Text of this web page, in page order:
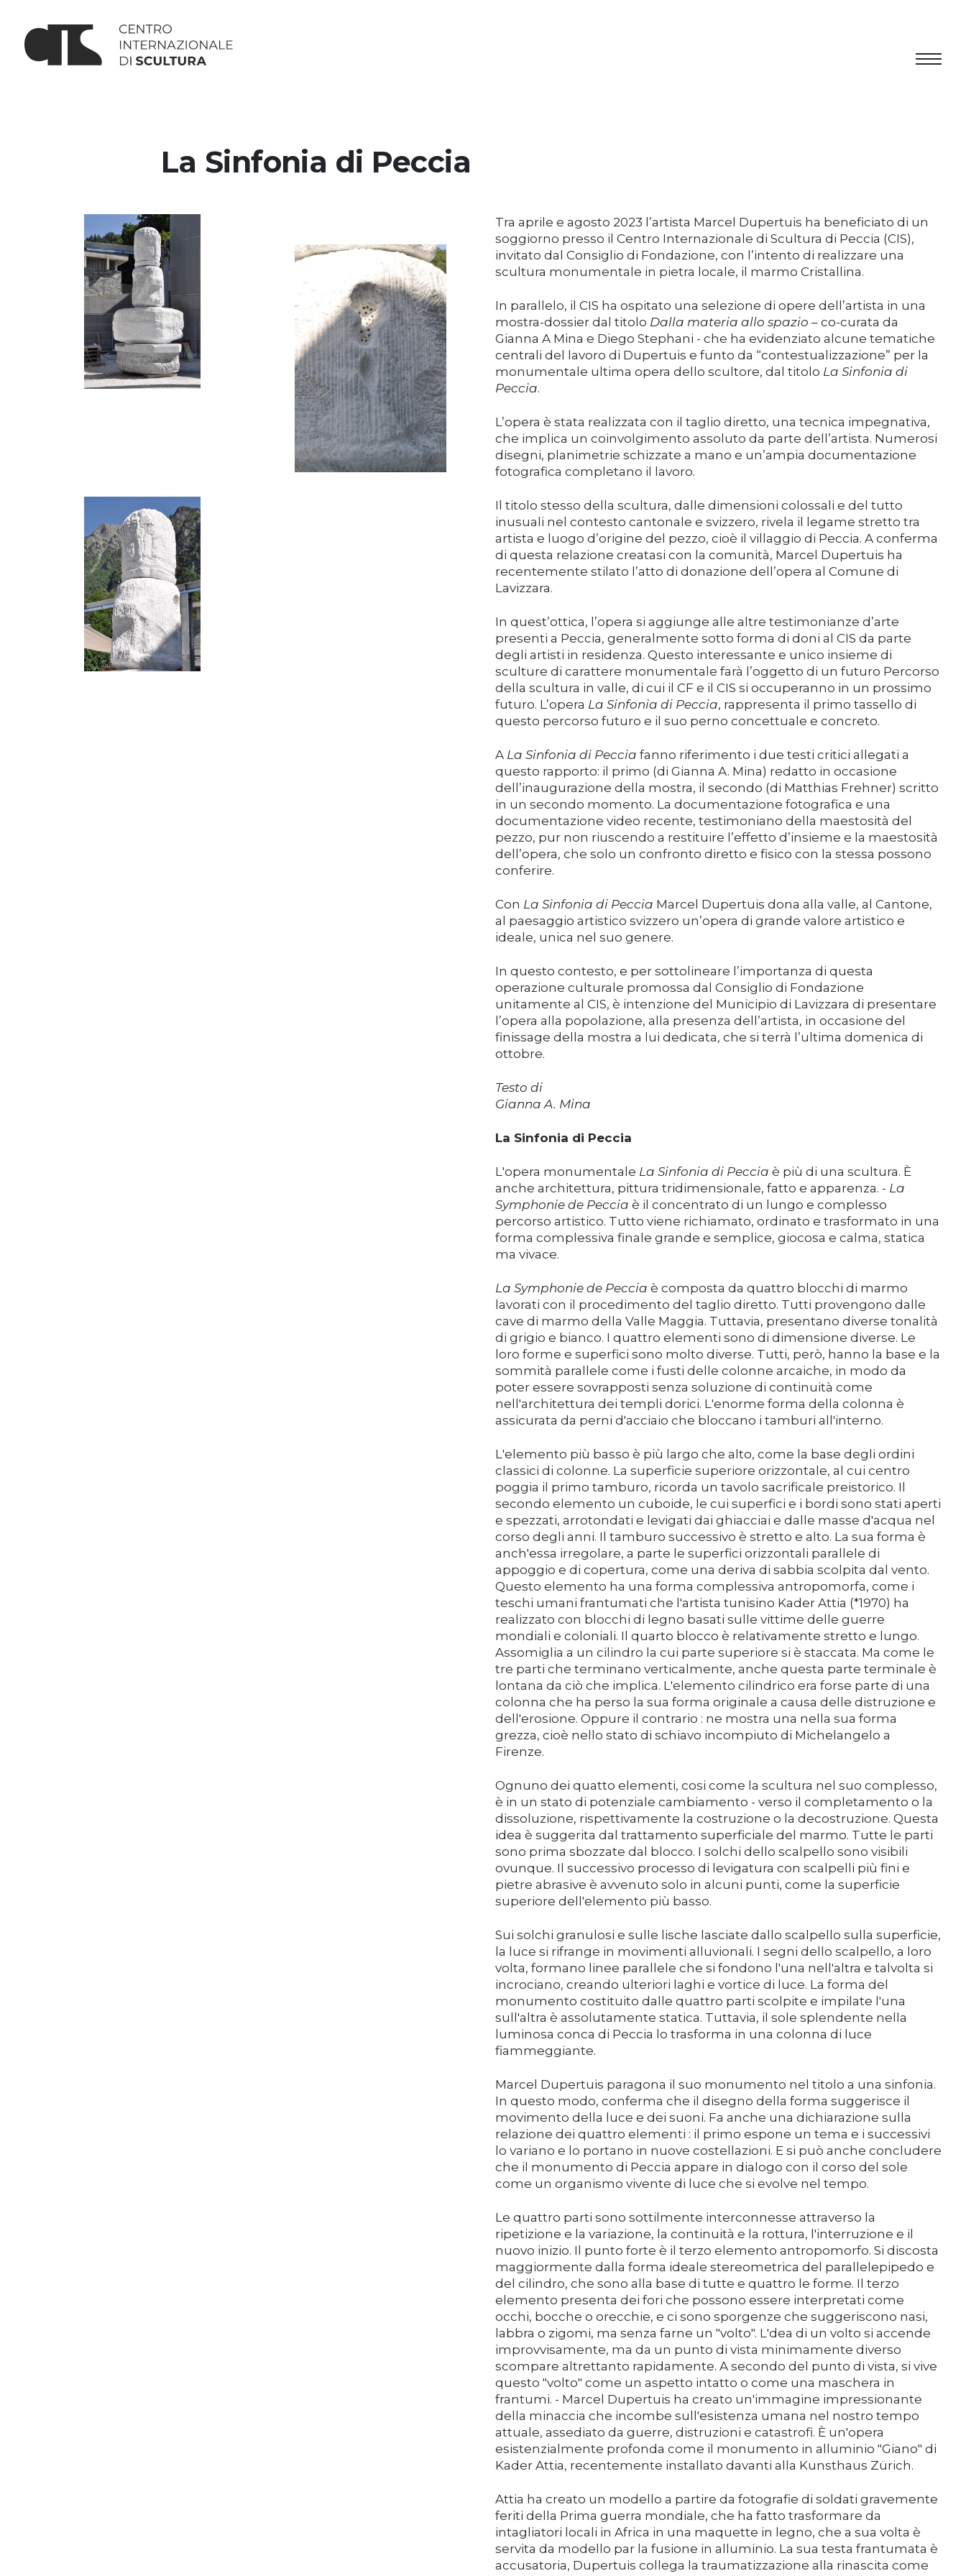
Artists in Residence
Fondazione
Affitto spazi
Sostenere
Media
DE EN IT
La Sinfonia di Peccia
Tra aprile e agosto 2023 l’artista Marcel Dupertuis ha beneficiato di un
soggiorno presso il Centro Internazionale di Scultura di Peccia (CIS),
invitato dal Consiglio di Fondazione, con l’intento di realizzare una
scultura monumentale in pietra locale, il marmo Cristallina.
In parallelo, il CIS ha ospitato una selezione di opere dell’artista in una
mostra-dossier dal titolo Dalla materia allo spazio – co-curata da
Gianna A Mina e Diego Stephani - che ha evidenziato alcune tematiche
centrali del lavoro di Dupertuis e funto da “contestualizzazione” per la
monumentale ultima opera dello scultore, dal titolo La Sinfonia di
Peccia.
L’opera è stata realizzata con il taglio diretto, una tecnica impegnativa,
che implica un coinvolgimento assoluto da parte dell’artista. Numerosi
disegni, planimetrie schizzate a mano e un’ampia documentazione
fotografica completano il lavoro.
Il titolo stesso della scultura, dalle dimensioni colossali e del tutto
inusuali nel contesto cantonale e svizzero, rivela il legame stretto tra
artista e luogo d’origine del pezzo, cioè il villaggio di Peccia. A conferma
di questa relazione creatasi con la comunità, Marcel Dupertuis ha
recentemente stilato l’atto di donazione dell’opera al Comune di
Lavizzara.
In quest’ottica, l’opera si aggiunge alle altre testimonianze d’arte
presenti a Peccia, generalmente sotto forma di doni al CIS da parte
degli artisti in residenza. Questo interessante e unico insieme di
sculture di carattere monumentale farà l’oggetto di un futuro Percorso
della scultura in valle, di cui il CF e il CIS si occuperanno in un prossimo
futuro. L’opera La Sinfonia di Peccia, rappresenta il primo tassello di
questo percorso futuro e il suo perno concettuale e concreto.
A La Sinfonia di Peccia fanno riferimento i due testi critici allegati a
questo rapporto: il primo (di Gianna A. Mina) redatto in occasione
dell’inaugurazione della mostra, il secondo (di Matthias Frehner) scritto
in un secondo momento. La documentazione fotografica e una
documentazione video recente, testimoniano della maestosità del
pezzo, pur non riuscendo a restituire l’effetto d’insieme e la maestosità
dell’opera, che solo un confronto diretto e fisico con la stessa possono
conferire.
Con La Sinfonia di Peccia Marcel Dupertuis dona alla valle, al Cantone,
al paesaggio artistico svizzero un’opera di grande valore artistico e
ideale, unica nel suo genere.
In questo contesto, e per sottolineare l’importanza di questa
operazione culturale promossa dal Consiglio di Fondazione
unitamente al CIS, è intenzione del Municipio di Lavizzara di presentare
l’opera alla popolazione, alla presenza dell’artista, in occasione del
finissage della mostra a lui dedicata, che si terrà l’ultima domenica di
ottobre.
Testo di
Gianna A. Mina
La Sinfonia di Peccia
L'opera monumentale La Sinfonia di Peccia è più di una scultura. È
anche architettura, pittura tridimensionale, fatto e apparenza. - La
Symphonie de Peccia è il concentrato di un lungo e complesso
percorso artistico. Tutto viene richiamato, ordinato e trasformato in una
forma complessiva finale grande e semplice, giocosa e calma, statica
ma vivace.
La Symphonie de Peccia è composta da quattro blocchi di marmo
lavorati con il procedimento del taglio diretto. Tutti provengono dalle
cave di marmo della Valle Maggia. Tuttavia, presentano diverse tonalità
di grigio e bianco. I quattro elementi sono di dimensione diverse. Le
loro forme e superfici sono molto diverse. Tutti, però, hanno la base e la
sommità parallele come i fusti delle colonne arcaiche, in modo da
poter essere sovrapposti senza soluzione di continuità come
nell'architettura dei templi dorici. L'enorme forma della colonna è
assicurata da perni d'acciaio che bloccano i tamburi all'interno.
L'elemento più basso è più largo che alto, come la base degli ordini
classici di colonne. La superficie superiore orizzontale, al cui centro
poggia il primo tamburo, ricorda un tavolo sacrificale preistorico. Il
secondo elemento un cuboide, le cui superfici e i bordi sono stati aperti
e spezzati, arrotondati e levigati dai ghiacciai e dalle masse d'acqua nel
corso degli anni. Il tamburo successivo è stretto e alto. La sua forma è
anch'essa irregolare, a parte le superfici orizzontali parallele di
appoggio e di copertura, come una deriva di sabbia scolpita dal vento.
Questo elemento ha una forma complessiva antropomorfa, come i
teschi umani frantumati che l'artista tunisino Kader Attia (*1970) ha
realizzato con blocchi di legno basati sulle vittime delle guerre
mondiali e coloniali. Il quarto blocco è relativamente stretto e lungo.
Assomiglia a un cilindro la cui parte superiore si è staccata. Ma come le
tre parti che terminano verticalmente, anche questa parte terminale è
lontana da ciò che implica. L'elemento cilindrico era forse parte di una
colonna che ha perso la sua forma originale a causa delle distruzione e
dell'erosione. Oppure il contrario : ne mostra una nella sua forma
grezza, cioè nello stato di schiavo incompiuto di Michelangelo a
Firenze.
Ognuno dei quatto elementi, cosi come la scultura nel suo complesso,
è in un stato di potenziale cambiamento - verso il completamento o la
dissoluzione, rispettivamente la costruzione o la decostruzione. Questa
idea è suggerita dal trattamento superficiale del marmo. Tutte le parti
sono prima sbozzate dal blocco. I solchi dello scalpello sono visibili
ovunque. Il successivo processo di levigatura con scalpelli più fini e
pietre abrasive è avvenuto solo in alcuni punti, come la superficie
superiore dell'elemento più basso.
Sui solchi granulosi e sulle lische lasciate dallo scalpello sulla superficie,
la luce si rifrange in movimenti alluvionali. I segni dello scalpello, a loro
volta, formano linee parallele che si fondono l'una nell'altra e talvolta si
incrociano, creando ulteriori laghi e vortice di luce. La forma del
monumento costituito dalle quattro parti scolpite e impilate l'una
sull'altra è assolutamente statica. Tuttavia, il sole splendente nella
luminosa conca di Peccia lo trasforma in una colonna di luce
fiammeggiante.
Marcel Dupertuis paragona il suo monumento nel titolo a una sinfonia.
In questo modo, conferma che il disegno della forma suggerisce il
movimento della luce e dei suoni. Fa anche una dichiarazione sulla
relazione dei quattro elementi : il primo espone un tema e i successivi
lo variano e lo portano in nuove costellazioni. E si può anche concludere
che il monumento di Peccia appare in dialogo con il corso del sole
come un organismo vivente di luce che si evolve nel tempo.
Le quattro parti sono sottilmente interconnesse attraverso la
ripetizione e la variazione, la continuità e la rottura, l'interruzione e il
nuovo inizio. Il punto forte è il terzo elemento antropomorfo. Si discosta
maggiormente dalla forma ideale stereometrica del parallelepipedo e
del cilindro, che sono alla base di tutte e quattro le forme. Il terzo
elemento presenta dei fori che possono essere interpretati come
occhi, bocche o orecchie, e ci sono sporgenze che suggeriscono nasi,
labbra o zigomi, ma senza farne un "volto". L'dea di un volto si accende
improvvisamente, ma da un punto di vista minimamente diverso
scompare altrettanto rapidamente. A secondo del punto di vista, si vive
questo "volto" come un aspetto intatto o come una maschera in
frantumi. - Marcel Dupertuis ha creato un'immagine impressionante
della minaccia che incombe sull'esistenza umana nel nostro tempo
attuale, assediato da guerre, distruzioni e catastrofi. È un'opera
esistenzialmente profonda come il monumento in alluminio "Giano" di
Kader Attia, recentemente installato davanti alla Kunsthaus Zürich.
Attia ha creato un modello a partire da fotografie di soldati gravemente
feriti della Prima guerra mondiale, che ha fatto trasformare da
intagliatori locali in Africa in una maquette in legno, che a sua volta è
servita da modello par la fusione in alluminio. La sua testa frantumata è
accusatoria, Dupertuis collega la traumatizzazione alla rinascita come